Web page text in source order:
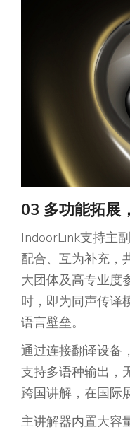
03 多功能拓展
IndoorLink支持主
配合、互为补充，
大团体及高专业度
时，即为同声传译
语言壁垒。
通过连接翻译设备
支持多语种输出，
跨国讲解，在国际
主讲解器内置大容